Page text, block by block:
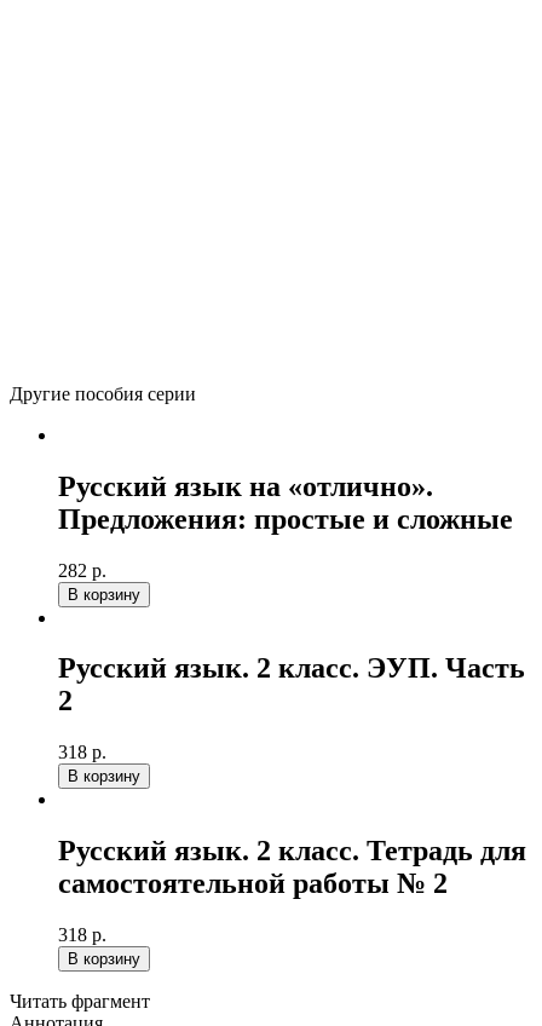
Другие пособия серии
Русский язык на «отлично».
Предложения: простые и сложные
282 р.
В корзину
Русский язык. 2 класс. ЭУП. Часть
2
318 р.
В корзину
Русский язык. 2 класс. Тетрадь для
самостоятельной работы № 2
318 р.
В корзину
Читать фрагмент